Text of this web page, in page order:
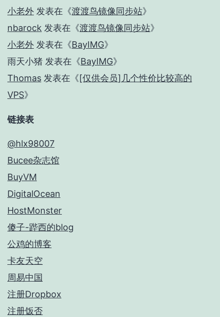
小老外 发表在《渡渡鸟镜像同步站》
nbarock 发表在《渡渡鸟镜像同步站》
小老外 发表在《BayIMG》
雨天小猪 发表在《BayIMG》
Thomas 发表在《[仅供会员]几个性价比较高的
VPS》
链接表
@hlx98007
Bucee杂志馆
BuyVM
DigitalOcean
HostMonster
傻子-跸西的blog
公鸡的博客
卡友天空
周易中国
注册Dropbox
注册饭否